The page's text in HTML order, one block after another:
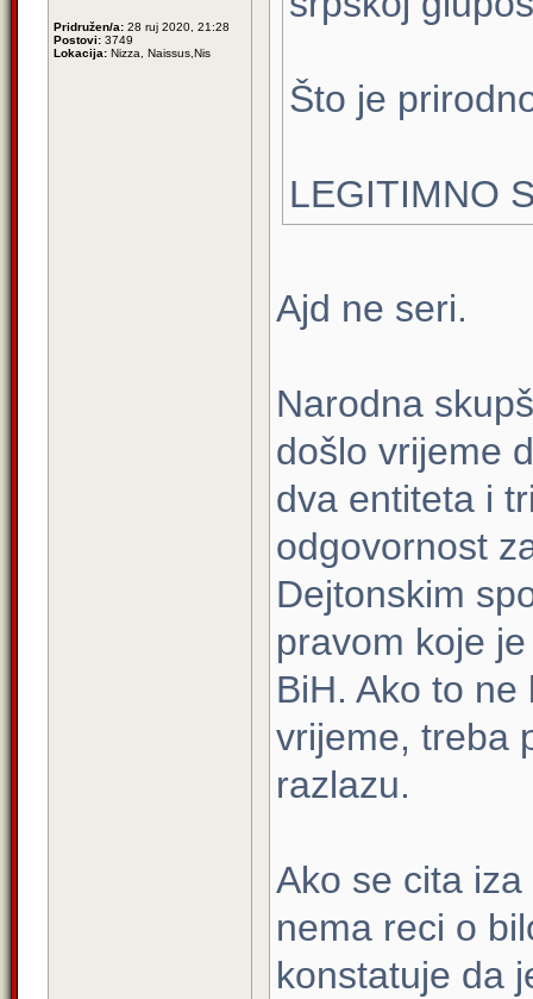
Pridružen/a: 28 ruj 2020, 21:28
Postovi: 3749
Lokacija: Nizza, Naissus,Nis
Što je
LEGITIMNO
Ajd ne seri.
Narodna
došlo vrijeme
dva entiteta i
odgovornost
Dejtonskim
pravom koje
BiH. Ako to
vrijeme, treba
razlazu.
Ako se cita
nema reci o
konstatuje da